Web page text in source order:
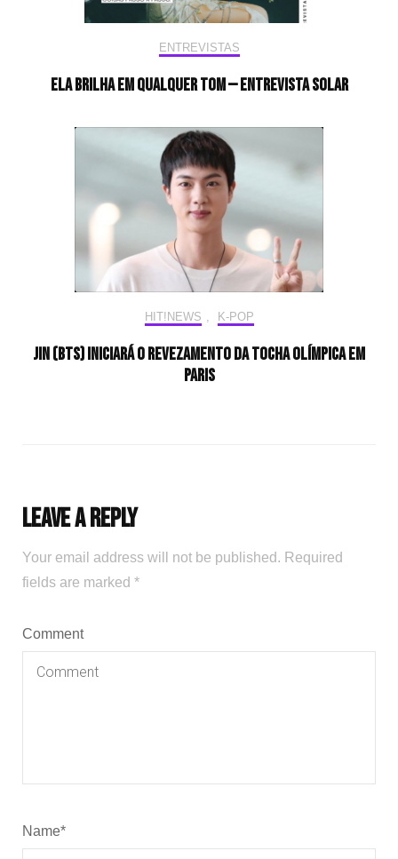
ENTREVISTAS
Ela brilha em qualquer tom — Entrevista Solar
HIT!NEWS , K-POP
Jin (BTS) iniciará o revezamento da tocha olímpica em
Paris
Leave a Reply
Your email address will not be published. Required
fields are marked *
Comment
Name*